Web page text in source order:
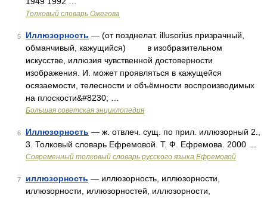
Толковый словарь Ожегова
5 Иллюзорность — (от позднелат. illusorius призрачный,
обманчивый, кажущийся) в изобразительном
искусстве, иллюзия чувственной достоверности
изображения. И. может проявляться в кажущейся
осязаемости, телесности и объёмности воспроизводимых
на плоскости&#8230; …
Большая советская энциклопедия
6 Иллюзорность — ж. отвлеч. сущ. по прил. иллюзорный 2.,
3. Толковый словарь Ефремовой. Т. Ф. Ефремова. 2000 …
Современный толковый словарь русского языка Ефремовой
7 иллюзорность — иллюзорность, иллюзорности,
иллюзорности, иллюзорностей, иллюзорности,